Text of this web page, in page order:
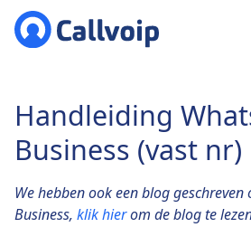
Handleiding
Business (vast nr)
We hebben ook een blog geschreven
Business, klik hierom de blog te